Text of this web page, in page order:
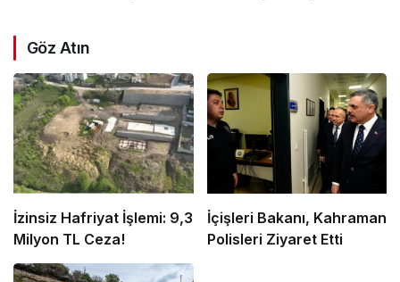
Göz Atın
İzinsiz Hafriyat İşlemi: 9,3
Milyon TL Ceza!
İçişleri Bakanı, Kahraman
Polisleri Ziyaret Etti